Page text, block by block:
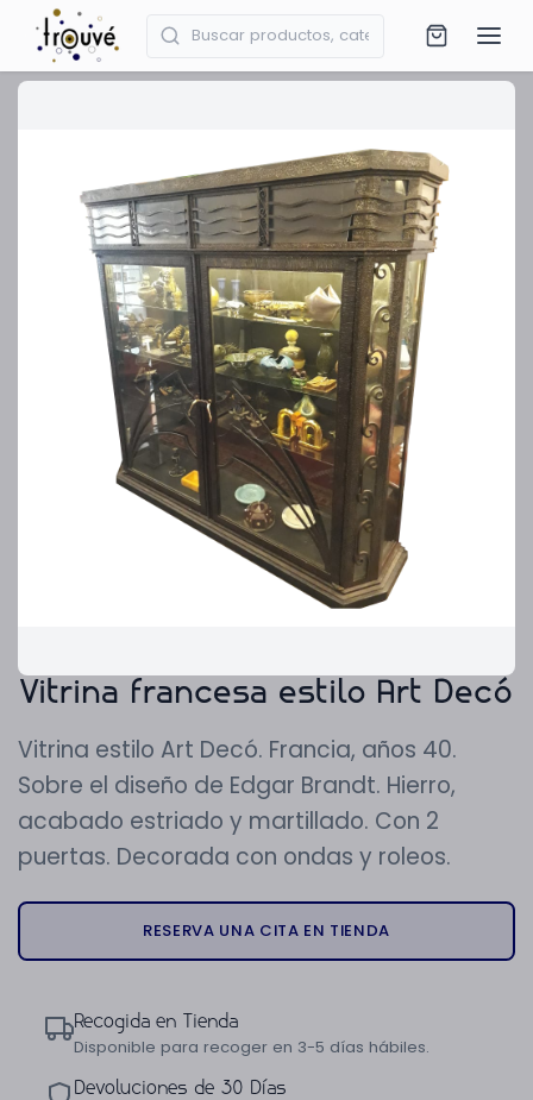
Vitrina francesa estilo Art Decó
Vitrina estilo Art Decó. Francia, años 40.
Sobre el diseño de Edgar Brandt. Hierro,
acabado estriado y martillado. Con 2
puertas. Decorada con ondas y roleos.
RESERVA UNA CITA EN TIENDA
Recogida en Tienda
Disponible para recoger en 3-5 días hábiles.
Devoluciones de 30 Días